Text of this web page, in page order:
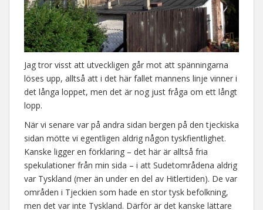
Jag tror visst att utveckligen går mot att spänningarna
löses upp, alltså att i det här fallet mannens linje vinner i
det långa loppet, men det är nog just fråga om ett långt
lopp.
När vi senare var på andra sidan bergen på den tjeckiska
sidan mötte vi egentligen aldrig någon tyskfientlighet.
Kanske ligger en förklaring – det här är alltså fria
spekulationer från min sida – i att Sudetområdena aldrig
var Tyskland (mer än under en del av Hitlertiden). De var
områden i Tjeckien som hade en stor tysk befolkning,
men det var inte Tyskland. Därför är det kanske lättare